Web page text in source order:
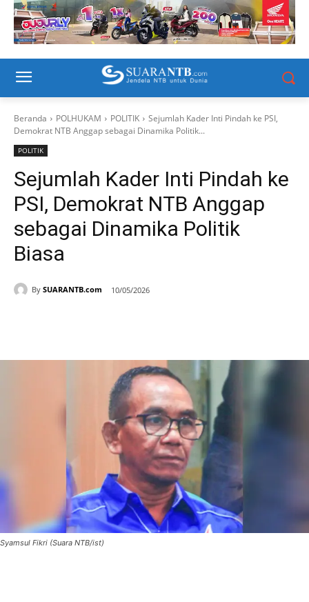
Beranda POLHUKAM POLITIK
Sejumlah Kader Inti Pindah ke PSI,
Demokrat NTB Anggap sebagai Dinamika Politik...
POLITIK
Sejumlah Kader Inti Pindah ke
PSI, Demokrat NTB Anggap
sebagai Dinamika Politik
Biasa
By SUARANTB.com 10/05/2026
Syamsul Fikri (Suara NTB/ist)